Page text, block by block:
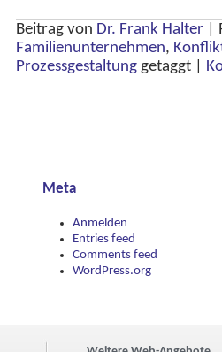
Beitrag von Dr. Frank Halter
Familienunternehmen,
Prozessgestaltung getaggt
Meta
Anmelden
Entries feed
Comments feed
WordPress.org